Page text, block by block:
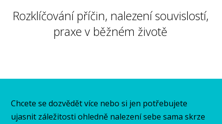
Rozklíčování příčin, nalezení souvislostí,
praxe v běžném životě
Chcete se dozvědět více nebo si jen potřebujete
ujasnit záležitosti ohledně nalezení sebe sama skrze